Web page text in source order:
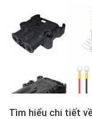
Tìm hiểu chi tiết